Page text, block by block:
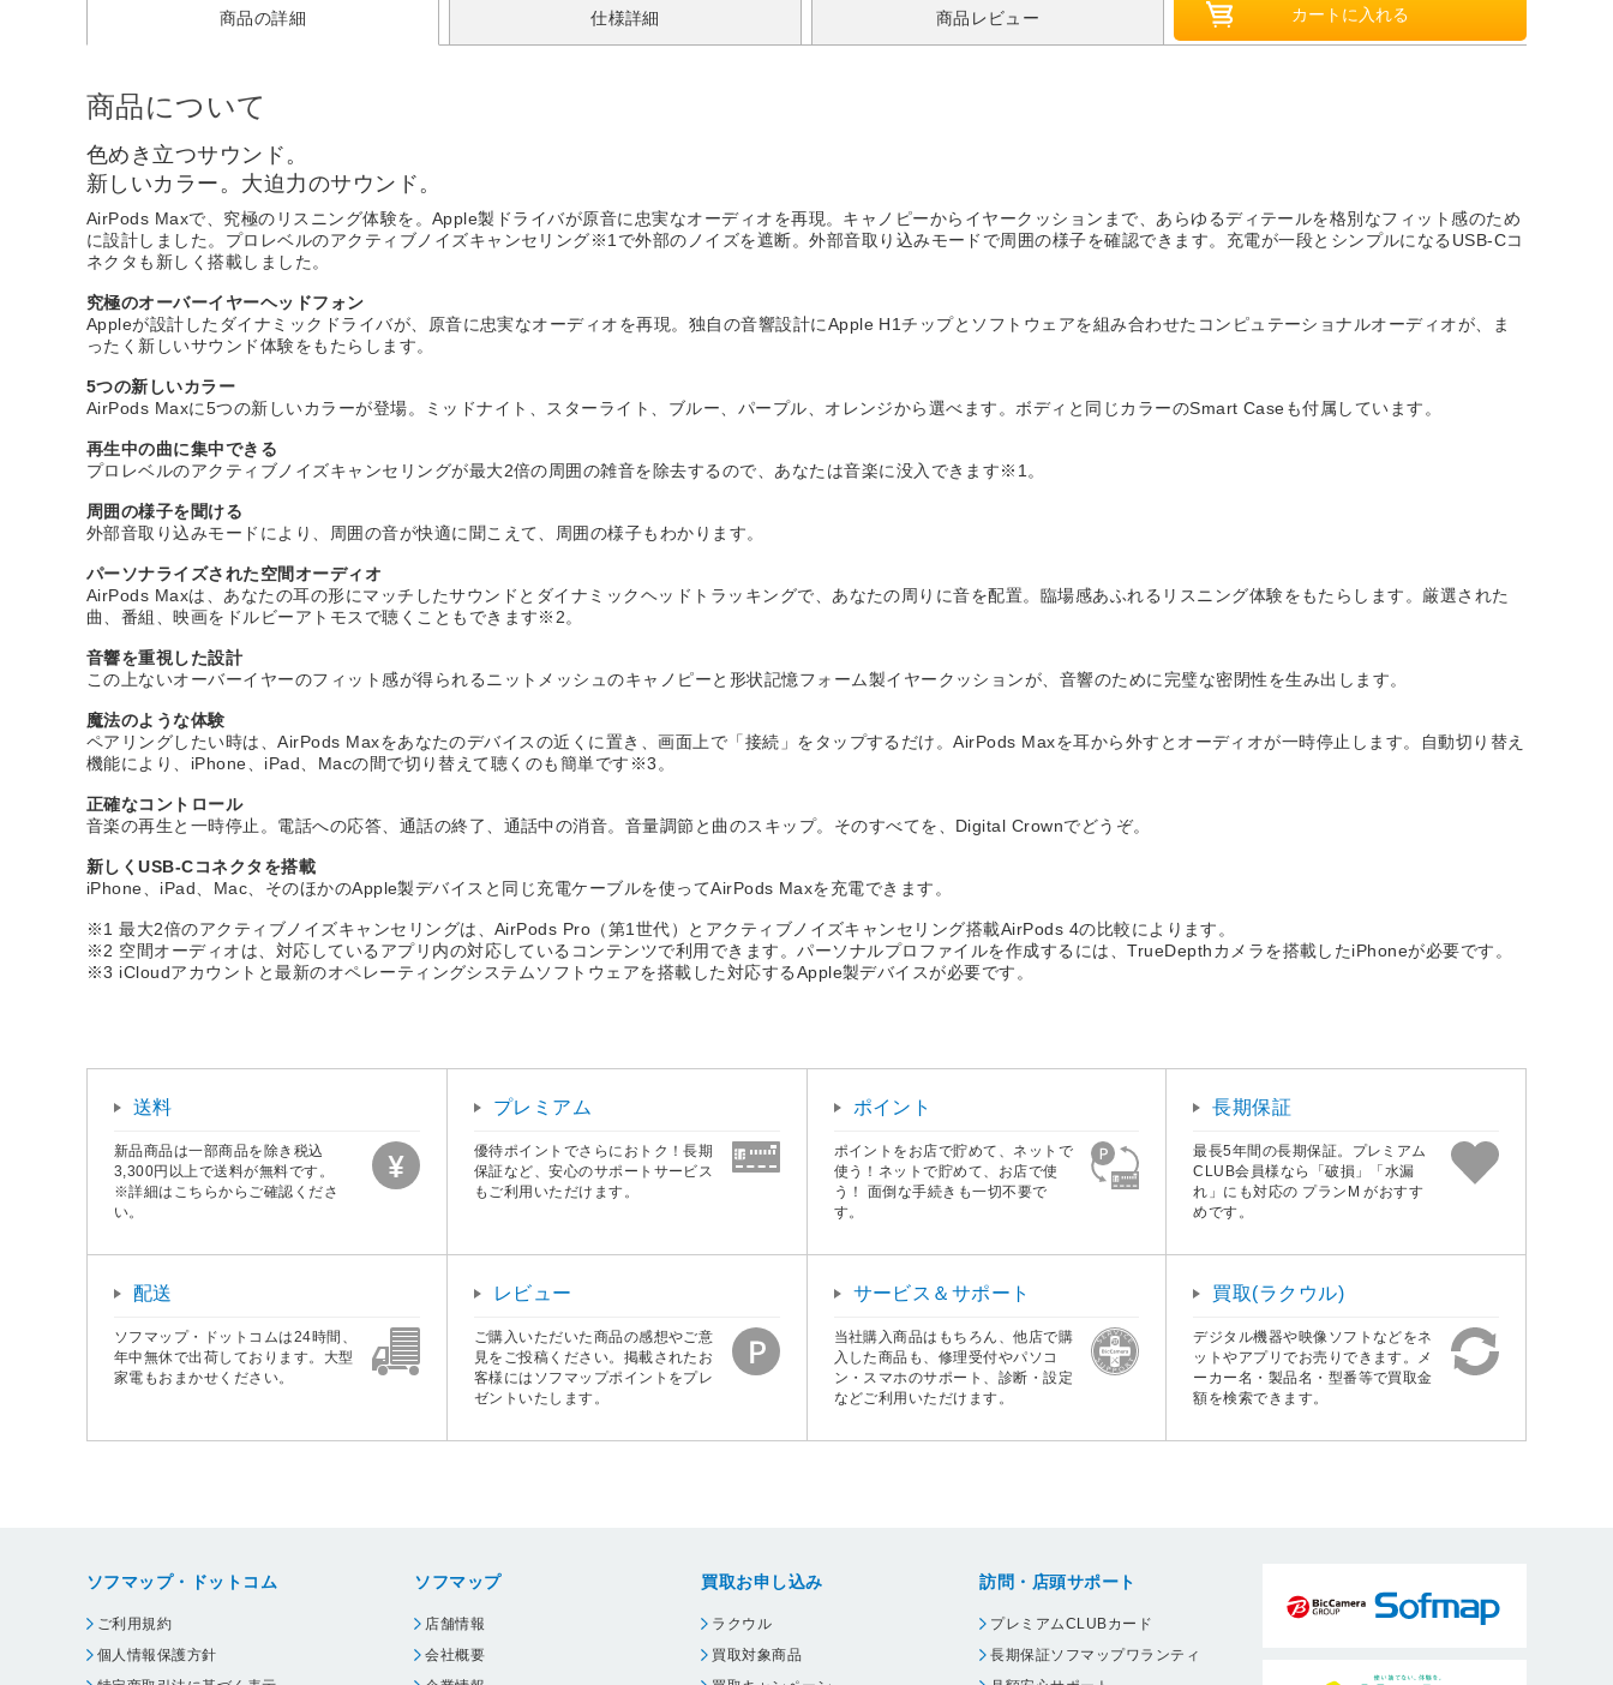
商品の詳細 仕様詳細 商品レビュー
商品について
色めき立つサウンド。
新しいカラー。大迫力のサウンド。
AirPods Maxで、究極のリスニング体験を。Apple製ドライバが原音に忠実なオーディオを再現。キャノピーからイヤークッションまで、あらゆるディテールを格別なフィット感のため
に設計しました。プロレベルのアクティブノイズキャンセリング※1で外部のノイズを遮断。外部音取り込みモードで周囲の様子を確認できます。充電が一段とシンプルになるUSB-Cコ
ネクタも新しく搭載しました。
究極のオーバーイヤーヘッドフォン
Appleが設計したダイナミックドライバが、原音に忠実なオーディオを再現。独自の音響設計にApple H1チップとソフトウェアを組み合わせたコンピュテーショナルオーディオが、ま
ったく新しいサウンド体験をもたらします。
5つの新しいカラー
AirPods Maxに5つの新しいカラーが登場。ミッドナイト、スターライト、ブルー、パープル、オレンジから選べます。ボディと同じカラーのSmart Caseも付属しています。
再生中の曲に集中できる
プロレベルのアクティブノイズキャンセリングが最大2倍の周囲の雑音を除去するので、あなたは音楽に没入できます※1。
周囲の様子を聞ける
外部音取り込みモードにより、周囲の音が快適に聞こえて、周囲の様子もわかります。
パーソナライズされた空間オーディオ
AirPods Maxは、あなたの耳の形にマッチしたサウンドとダイナミックヘッドトラッキングで、あなたの周りに音を配置。臨場感あふれるリスニング体験をもたらします。厳選された
曲、番組、映画をドルビーアトモスで聴くこともできます※2。
音響を重視した設計
この上ないオーバーイヤーのフィット感が得られるニットメッシュのキャノピーと形状記憶フォーム製イヤークッションが、音響のために完璧な密閉性を生み出します。
魔法のような体験
ペアリングしたい時は、AirPods Maxをあなたのデバイスの近くに置き、画面上で「接続」をタップするだけ。AirPods Maxを耳から外すとオーディオが一時停止します。自動切り替え
機能により、iPhone、iPad、Macの間で切り替えて聴くのも簡単です※3。
正確なコントロール
音楽の再生と一時停止。電話への応答、通話の終了、通話中の消音。音量調節と曲のスキップ。そのすべてを、Digital Crownでどうぞ。
新しくUSB-Cコネクタを搭載
iPhone、iPad、Mac、そのほかのApple製デバイスと同じ充電ケーブルを使ってAirPods Maxを充電できます。
※1 最大2倍のアクティブノイズキャンセリングは、AirPods Pro（第1世代）とアクティブノイズキャンセリング搭載AirPods 4の比較によります。
※2 空間オーディオは、対応しているアプリ内の対応しているコンテンツで利用できます。パーソナルプロファイルを作成するには、TrueDepthカメラを搭載したiPhoneが必要です。
※3 iCloudアカウントと最新のオペレーティングシステムソフトウェアを搭載した対応するApple製デバイスが必要です。
送料
新品商品は一部商品を除き税込
3,300円以上で送料が無料です。
※詳細はこちらからご確認くださ
い。
プレミアム
優待ポイントでさらにおトク！長期
保証など、安心のサポートサービス
もご利用いただけます。
ポイント
ポイントをお店で貯めて、ネットで
使う！ネットで貯めて、お店で使
う！ 面倒な手続きも一切不要で
す。
長期保証
最長5年間の長期保証。プレミアム
CLUB会員様なら「破損」「水漏
れ」にも対応の プランM がおすす
めです。
配送
ソフマップ・ドットコムは24時間、
年中無休で出荷しております。大型
家電もおまかせください。
レビュー
ご購入いただいた商品の感想やご意
見をご投稿ください。掲載されたお
客様にはソフマップポイントをプレ
ゼントいたします。
サービス＆サポート
当社購入商品はもちろん、他店で購
入した商品も、修理受付やパソコ
ン・スマホのサポート、診断・設定
などご利用いただけます。
買取(ラクウル)
デジタル機器や映像ソフトなどをネ
ットやアプリでお売りできます。メ
ーカー名・製品名・型番等で買取金
額を検索できます。
ソフマップ・ドットコム
ご利用規約
個人情報保護方針
ソフマップ
店舗情報
会社概要
買取お申し込み
ラクウル
買取対象商品
訪問・店頭サポート
プレミアムCLUBカード
長期保証ソフマップワランティ